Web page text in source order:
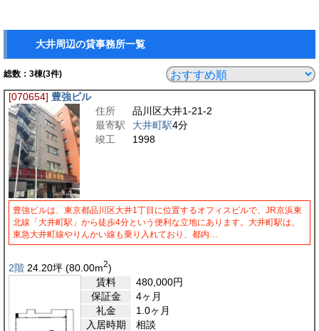
大井周辺の貸事務所一覧
総数： 3棟(3件)
[070654] 豊強ビル
住所
品川区大井1-21-2
最寄駅
大井町駅4分
竣工
1998
豊強ビルは、東京都品川区大井1丁目に位置するオフィスビルで、JR京浜東
北線「大井町駅」から徒歩4分という便利な立地にあります。大井町駅は、
東急大井町線やりんかい線も乗り入れており、都内…
2階 24.20坪 (80.00m2)
賃料
480,000円
保証金
4ヶ月
礼金
1.0ヶ月
入居時期
相談